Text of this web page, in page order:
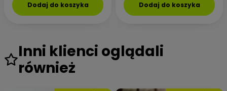
Dodaj do koszyka Dodaj do koszyka
Inni klienci oglądali
również